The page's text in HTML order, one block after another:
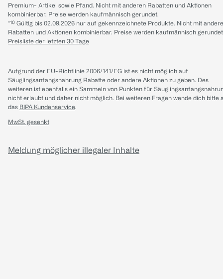
Premium- Artikel sowie Pfand. Nicht mit anderen Rabatten und Aktionen
kombinierbar. Preise werden kaufmännisch gerundet.
*¹⁰ Gültig bis 02.09.2026 nur auf gekennzeichnete Produkte. Nicht mit
Rabatten und Aktionen kombinierbar. Preise werden kaufmännisch
Preisliste der letzten 30 Tage
Aufgrund der EU-Richtlinie 2006/141/EG ist es nicht möglich auf
Säuglingsanfangsnahrung Rabatte oder andere Aktionen zu geben. Des
weiteren ist ebenfalls ein Sammeln von Punkten für
nicht erlaubt und daher nicht möglich. Bei weiteren Fragen wende dich bitte
das BIPA Kundenservice.
MwSt. gesenkt
Meldung möglicher illegaler Inhalte